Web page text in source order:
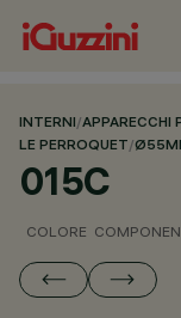
INTERNI/APPARECCHI
LE PERROQUET/
015C
COLORE